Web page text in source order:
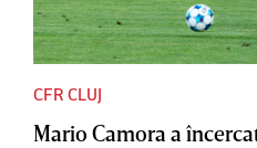
CFR CLUJ
Mario Camora a